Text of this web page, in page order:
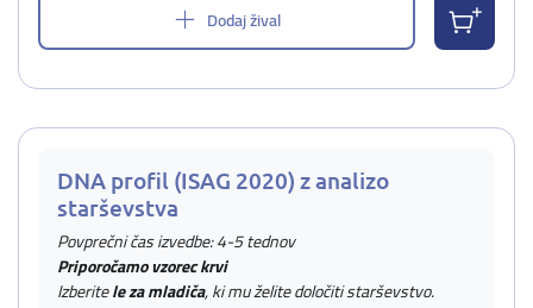
Dodaj žival
DNA profil (ISAG 2020) z analizo
starševstva
Povprečni čas izvedbe: 4-5 tednov
Priporočamo vzorec krvi
Izberitele za mladiča, ki mu želite določiti starševstvo.